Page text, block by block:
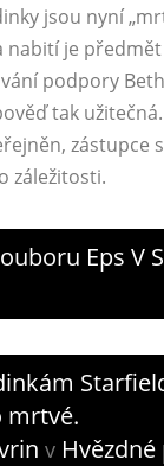
jsou nyní
nabití je
podpory
tak
zástupce
záležitosti.
Eps V
mrtvé.
v Hvězdné